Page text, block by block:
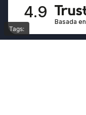
Historial de pedidos
Favoritos
Boletín de noticias
4.9
Basada en
Tags: